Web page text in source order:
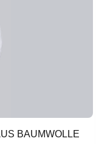
BAUMWOLLE